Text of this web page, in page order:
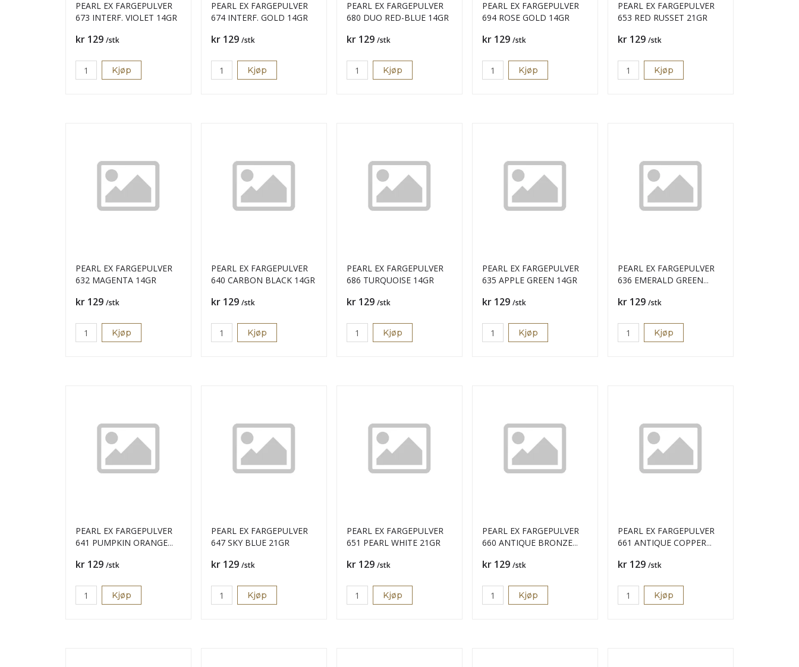
PEARL EX FARGEPULVER
673 INTERF. VIOLET 14GR
Pris
kr 129 /stk
Kjøp
PEARL EX FARGEPULVER
674 INTERF. GOLD 14GR
Pris
kr 129 /stk
Kjøp
PEARL EX FARGEPULVER
680 DUO RED-BLUE 14GR
Pris
kr 129 /stk
Kjøp
PEARL EX FARGEPULVER
694 ROSE GOLD 14GR
Pris
kr 129 /stk
Kjøp
PEARL EX FARGEPULVER
653 RED RUSSET 21GR
Pris
kr 129 /stk
Kjøp
PEARL EX FARGEPULVER
632 MAGENTA 14GR
Pris
kr 129 /stk
Kjøp
PEARL EX FARGEPULVER
640 CARBON BLACK 14GR
Pris
kr 129 /stk
Kjøp
PEARL EX FARGEPULVER
686 TURQUOISE 14GR
Pris
kr 129 /stk
Kjøp
PEARL EX FARGEPULVER
635 APPLE GREEN 14GR
Pris
kr 129 /stk
Kjøp
PEARL EX FARGEPULVER
636 EMERALD GREEN
Pris
kr 129 /stk
Kjøp
PEARL EX FARGEPULVER
641 PUMPKIN ORANGE
Pris
kr 129 /stk
Kjøp
PEARL EX FARGEPULVER
647 SKY BLUE 21GR
Pris
kr 129 /stk
Kjøp
PEARL EX FARGEPULVER
651 PEARL WHITE 21GR
Pris
kr 129 /stk
Kjøp
PEARL EX FARGEPULVER
660 ANTIQUE BRONZE
Pris
kr 129 /stk
Kjøp
PEARL EX FARGEPULVER
661 ANTIQUE COPPER
Pris
kr 129 /stk
Kjøp